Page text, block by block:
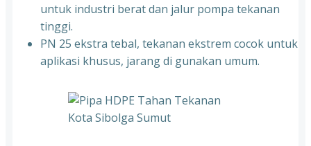
untuk industri berat dan jalur pompa tekanan
tinggi.
PN 25 ekstra tebal, tekanan ekstrem cocok untuk
aplikasi khusus, jarang di gunakan umum.